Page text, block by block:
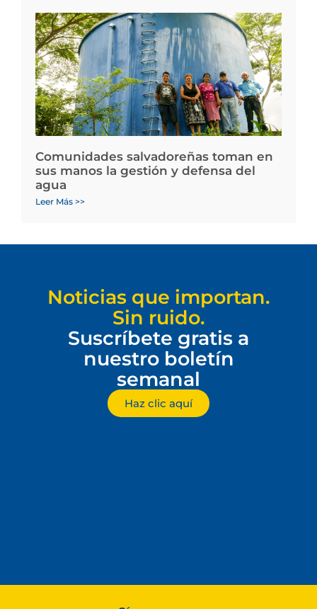
Comunidades salvadoreñas toman en
sus manos la gestión y defensa del
agua
Leer Más >>
Noticias que importan.
Sin ruido.
Suscríbete gratis a
nuestro boletín
semanal
Haz clic aquí